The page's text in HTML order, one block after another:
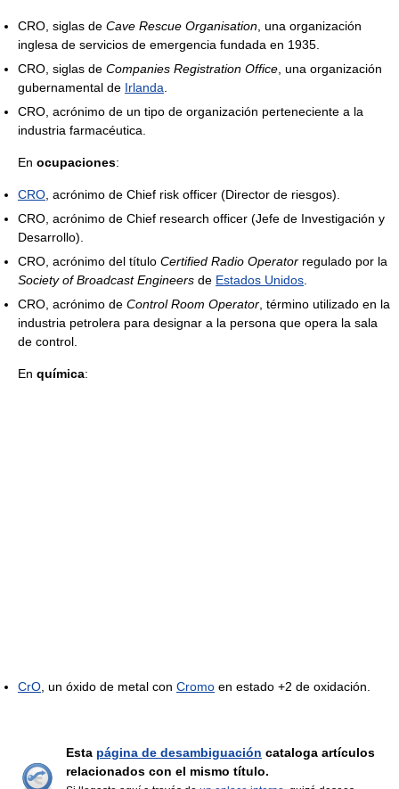
CRO, siglas de Cave Rescue Organisation , una organización
inglesa de servicios de emergencia fundada en 1935.
CRO, siglas de Companies Registration Office , una organización
gubernamental de Irlanda
CRO, acrónimo de un tipo de organización perteneciente a la
industria farmacéutica.
En ocupaciones:
CRO , acrónimo de Chief risk officer (Director de riesgos).
CRO, acrónimo de Chief research officer (Jefe de Investigación y
Desarrollo).
CRO, acrónimo del título Certified Radio Operator regulado por la
Society of Broadcast Engineers de Estados Unidos
CRO, acrónimo de Control Room Operator , término utilizado en la
industria petrolera para designar a la persona que opera la sala
de control.
En química:
CrO , un óxido de metal con Cromo en estado +2 de oxidación.
Esta página de desambiguación cataloga artículos
relacionados con el mismo título.